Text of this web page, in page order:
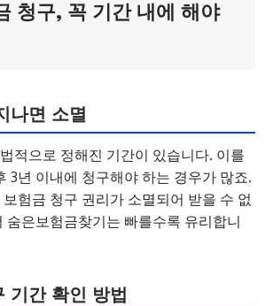
청구, 꼭 기간 내에 해야
나면 소멸
적으로 정해진 기간이 있습니다. 이를
3년 이내에 청구해야 하는 경우가 많죠.
험금 청구 권리가 소멸되어 받을 수 없
숨은보험금찾기는 빠를수록 유리합니
기간 확인 방법